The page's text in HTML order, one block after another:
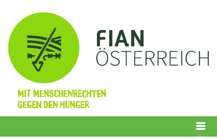
Mit Menschenrechten
gegen den Hunger